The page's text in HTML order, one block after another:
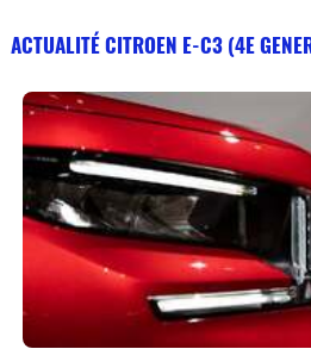
ACTUALITÉ CITROEN E-C3 (4E